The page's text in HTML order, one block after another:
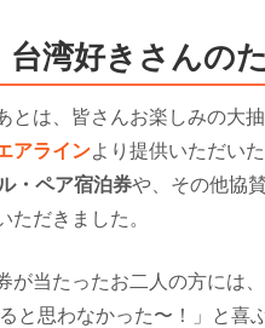
湾好きさんの
とは、皆さんお楽しみの大
アラインより提供いただい
・ペア宿泊券や、その他協
ただきました。
が当たったお二人の方には
と思わなかった〜！」と喜